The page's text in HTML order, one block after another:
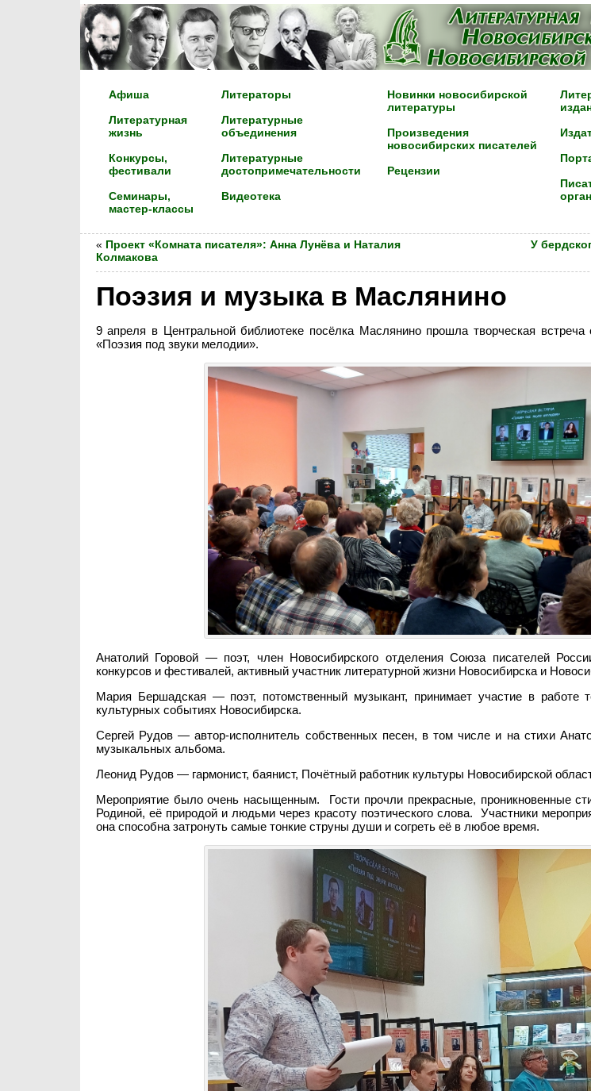
Афиша
Литературная
жизнь
Конкурсы,
фестивали
Семинары,
мастер-классы
Литераторы
Литературные
объединения
Литературные
достопримечательности
Видеотека
Новинки новосибирской
литературы
Произведения
новосибирских писателей
Рецензии
« Проект «Комната писателя»: Анна Лунёва и Наталия
Колмакова
У
Поэзия и музыка в Маслянино
9 апреля в Центральной библиотеке посёлка Маслянино прошла творческая встреча
«Поэзия под звуки мелодии».
Анатолий Горовой — поэт, член Новосибирского отделения Союза писателей
конкурсов и фестивалей, активный участник литературной жизни Новосибирска и
Мария Бершадская — поэт, потомственный музыкант, принимает участие в работе
культурных событиях Новосибирска.
Сергей Рудов — автор-исполнитель собственных песен, в том числе и на стихи
музыкальных альбома.
Леонид Рудов — гармонист, баянист, Почётный работник культуры Новосибирской
Мероприятие было очень насыщенным. Гости прочли прекрасные, проникновенные
Родиной, её природой и людьми через красоту поэтического слова. Участники
она способна затронуть самые тонкие струны души и согреть её в любое время.